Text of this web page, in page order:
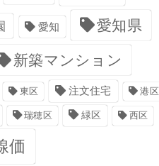
愛知 愛知県
新築マンション
東区 注文住宅 港区
瑞穂区 緑区 西区
価